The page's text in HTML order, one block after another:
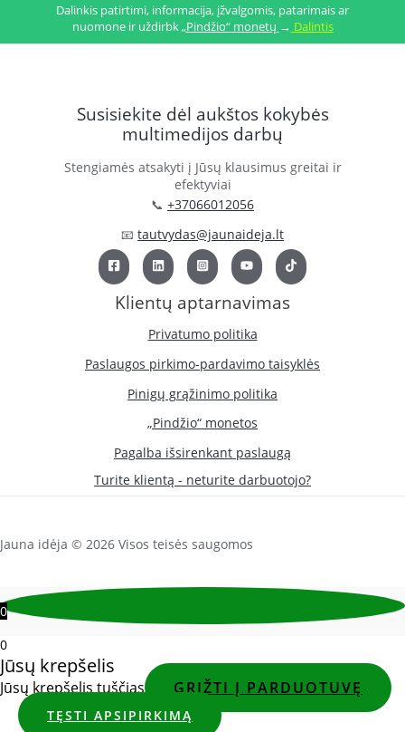
Dalinkis patirtimi, informacija, įžvalgomis, patarimais ar
nuomone ir uždirbk„Pindžio“ monetų → Dalintis
Susisiekite dėl aukštos kokybės
multimedijos darbų
Stengiamės atsakyti į Jūsų klausimus greitai ir
efektyviai
📞 +37066012056
📧 tautvydas@jaunaideja.lt
Klientų aptarnavimas
Privatumo politika
Paslaugos pirkimo-pardavimo taisyklės
Pinigų grąžinimo politika
„Pindžio“ monetos
Pagalba išsirenkant paslaugą
Turite klientą - neturite darbuotojo?
Jauna idėja © 2026 Visos teisės saugomos
0
0
Jūsų krepšelis
Jūsų krepšelis tuščias GRĮŽTI Į PARDUOTUVĘ
TĘSTI APSIPIRKIMĄ